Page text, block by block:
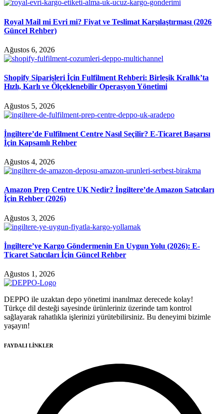
Royal Mail mi Evri mi? Fiyat ve Teslimat Karşılaştırması (2026
Güncel Rehber)
Ağustos 6, 2026
Shopify Siparişleri İçin Fulfilment Rehberi: Birleşik Krallık’ta
Hızlı, Karlı ve Ölçeklenebilir Operasyon Yönetimi
Ağustos 5, 2026
İngiltere’de Fulfilment Centre Nasıl Seçilir? E-Ticaret Başarısı
İçin Kapsamlı Rehber
Ağustos 4, 2026
Amazon Prep Centre UK Nedir? İngiltere’de Amazon Satıcıları
İçin Rehber (2026)
Ağustos 3, 2026
İngiltere’ye Kargo Göndermenin En Uygun Yolu (2026): E-
Ticaret Satıcıları İçin Güncel Rehber
Ağustos 1, 2026
DEPPO ile uzaktan depo yönetimi inanılmaz derecede kolay!
Türkçe dil desteği sayesinde ürünleriniz üzerinde tam kontrol
sağlayarak rahatlıkla işlerinizi yürütebilirsiniz. Bu deneyimi bizimle
yaşayın!
FAYDALI LİNKLER